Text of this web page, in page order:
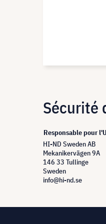
Sécurité
Responsable pour
HI-ND Sweden AB
Mekanikervägen 9A
146 33 Tullinge
Sweden
info@hi-nd.se